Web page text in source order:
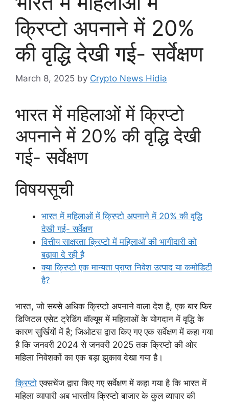
क्रिप्टो अपनाने में 20%
की वृद्धि देखी गई- सर्वेक्षण
March 8, 2025 by Crypto News Hidia
भारत में महिलाओं में क्रिप्टो
अपनाने में 20% की वृद्धि देखी
गई- सर्वेक्षण
विषयसूची
भारत में महिलाओं में क्रिप्टो अपनाने में 20% की वृद्धि
देखी गई- सर्वेक्षण
वित्तीय साक्षरता क्रिप्टो में महिलाओं की भागीदारी को
बढ़ावा दे रही है
क्या क्रिप्टो एक मान्यता प्राप्त निवेश उत्पाद या कमोडिटी
है?
भारत, जो सबसे अधिक क्रिप्टो अपनाने वाला देश है, एक बार फिर
डिजिटल एसेट ट्रेडिंग वॉल्यूम में महिलाओं के योगदान में वृद्धि के
कारण सुर्खियों में है; जिओटस द्वारा किए गए एक सर्वेक्षण में कहा गया
है कि जनवरी 2024 से जनवरी 2025 तक क्रिप्टो की ओर
महिला निवेशकों का एक बड़ा झुकाव देखा गया है।
क्रिप्टो एक्सचेंज द्वारा किए गए सर्वेक्षण में कहा गया है कि भारत में
महिला व्यापारी अब भारतीय क्रिप्टो बाजार के कुल व्यापार की